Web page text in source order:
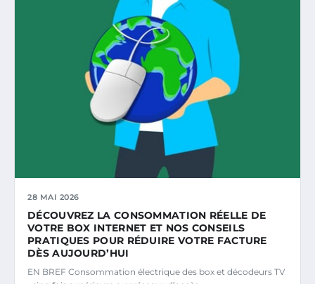
28 MAI 2026
DÉCOUVREZ LA CONSOMMATION RÉELLE DE
VOTRE BOX INTERNET ET NOS CONSEILS
PRATIQUES POUR RÉDUIRE VOTRE FACTURE
DÈS AUJOURD’HUI
EN BREF Consommation électrique des box et décodeurs TV